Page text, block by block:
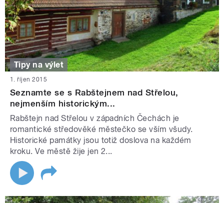
Tipy na výlet
1. říjen 2015
Seznamte se s Rabštejnem nad Střelou,
nejmenším historickým...
Rabštejn nad Střelou v západních Čechách je
romantické středověké městečko se vším všudy.
Historické památky jsou totiž doslova na každém
kroku. Ve městě žije jen 2...